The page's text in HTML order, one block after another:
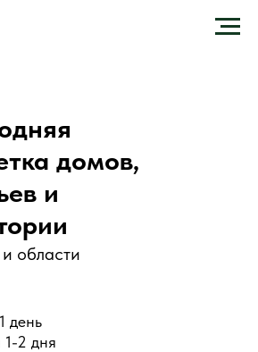
домов,
и
день
2 дня
области